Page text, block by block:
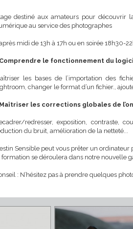
Cours de retouche photo avec
)
Stage destiné aux amateurs pour
numérique au service des photographes
1 après midi de 13h à 17h ou en soirée
- Comprendre le fonctionnement
Maîtriser les bases de l’importation
- Maîtriser les corrections globales
Recadrer/redresser, exposition,
réduction du bruit, amélioration de la
Destin Sensible peut vous prêter un
Conseil : N’hésitez pas à prendre